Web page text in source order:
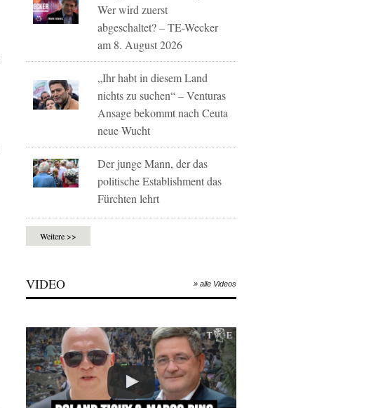
Wer wird zuerst
abgeschaltet? – TE-Wecker
am 8. August 2026
„Ihr habt in diesem Land
nichts zu suchen“ – Venturas
Ansage bekommt nach Ceuta
neue Wucht
Der junge Mann, der das
politische Establishment das
Fürchten lehrt
Weitere >>
VIDEO » alle Videos